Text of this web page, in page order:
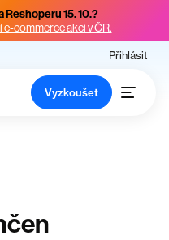
Reshoperu 15. 10.?
e-commerce akci v ČR.
Přihlásit
Vyzkoušet